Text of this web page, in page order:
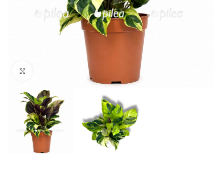
Нажмите, чтобы увеличить